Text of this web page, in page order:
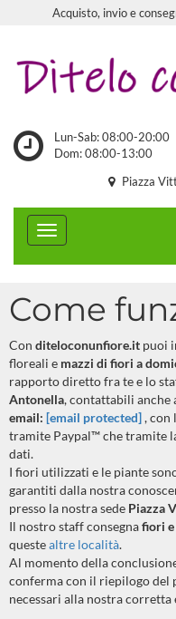
Acquisto, invio e
Lun-Sab: 08:00-20:00
Dom: 08:00-13:00
Piazza
Come
Con diteloconunfiore.it puoi
floreali e mazzi di fiori a
rapporto diretto fra te e lo
Antonella, contattabili anche
email: [email protected], con
tramite Paypal™ che tramite
dati.
I fiori utilizzati e le piante
garantiti dalla nostra
presso la nostra sede Piazza
Il nostro staff consegnafiori e
questealtre località.
Al momento della
conferma con il riepilogo del
necessari alla nostra corretta